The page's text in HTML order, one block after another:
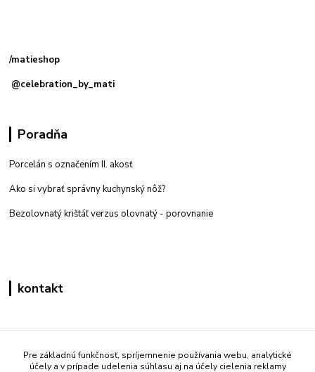
/matieshop
@celebration_by_mati
Poradňa
Porcelán s označením II. akosť
Ako si vybrať správny kuchynský nôž?
Bezolovnatý krištáľ verzus olovnatý - porovnanie
kontakt
+421 908 861 051
(Po - Pia 7:30-15:30)
Pre základnú funkčnosť, spríjemnenie používania webu, analytické
účely a v prípade udelenia súhlasu aj na účely cielenia reklamy